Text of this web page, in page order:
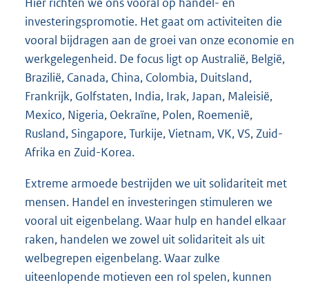
investeringspromotie. Het gaat om activiteiten die
vooral bijdragen aan de groei van onze economie en
werkgelegenheid. De focus ligt op Australië, België,
Brazilië, Canada, China, Colombia, Duitsland,
Frankrijk, Golfstaten, India, Irak, Japan, Maleisië,
Mexico, Nigeria, Oekraïne, Polen, Roemenië,
Rusland, Singapore, Turkije, Vietnam, VK, VS, Zuid-
Afrika en Zuid-Korea.
Extreme armoede bestrijden we uit solidariteit met
mensen. Handel en investeringen stimuleren we
vooral uit eigenbelang. Waar hulp en handel elkaar
raken, handelen we zowel uit solidariteit als uit
welbegrepen eigenbelang. Waar zulke
uiteenlopende motieven een rol spelen, kunnen